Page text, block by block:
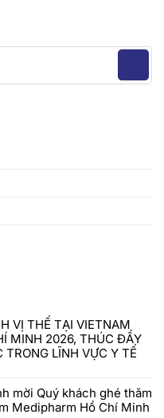
VỊ THẾ TẠI VIETNAM
MINH 2026, THÚC ĐẨY
TRONG LĨNH VỰC Y TẾ
mời Quý khách ghé thăm
Medipharm Hồ Chí Minh